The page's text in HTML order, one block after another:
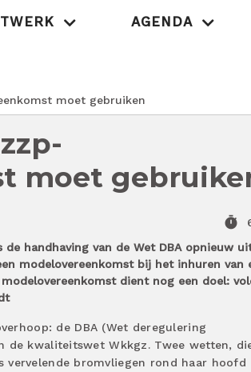
AGENDA
moet gebruiken
moet
timer
handhaving van de Wet DBA opnieuw
modelovereenkomst bij het inhuren van
dient nog een doel:
de DBA (Wet deregulering
de kwaliteitswet Wkkgz. Twee wetten,
bromvliegen rond haar hoofd